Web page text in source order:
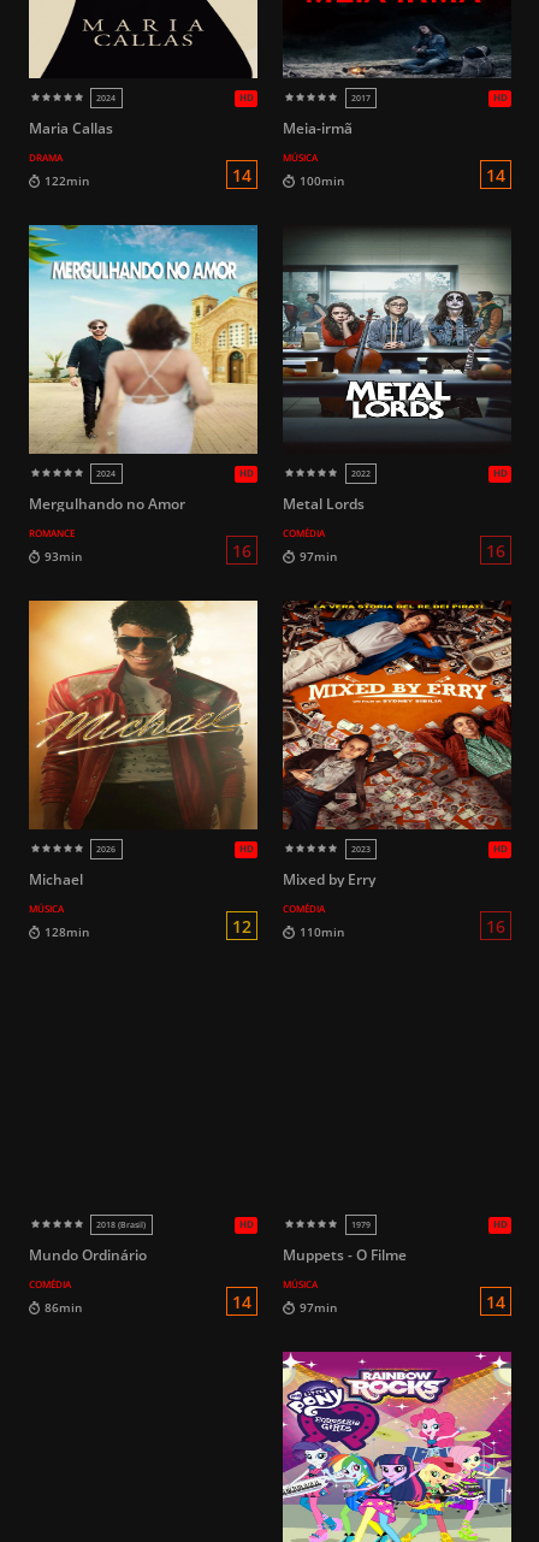
HD 2023
104min L 60min
14
Maria Callas
DRAMA
Meia-irmã
MÚSICA
Mergulhando no Amor
ROMANCE
Metal Lords
COMÉDIA
Michael
MÚSICA
Mixed by Erry
COMÉDIA
Mundo Ordinário
COMÉDIA
Muppets - O Filme
MÚSICA